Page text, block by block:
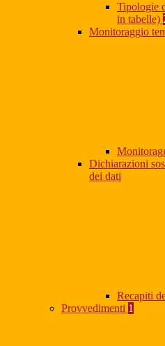
Tipologie
in tabelle)
Monitoraggio
Dichiarazioni
dei dati
Recapiti
Provvedimenti 1